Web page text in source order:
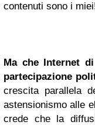
contenuti sono i
Ma che Internet
partecipazione
crescita parallela
astensionismo alle
crede che la